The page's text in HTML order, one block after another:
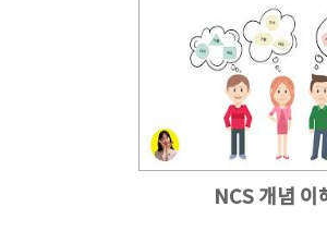
NCS 개념 이